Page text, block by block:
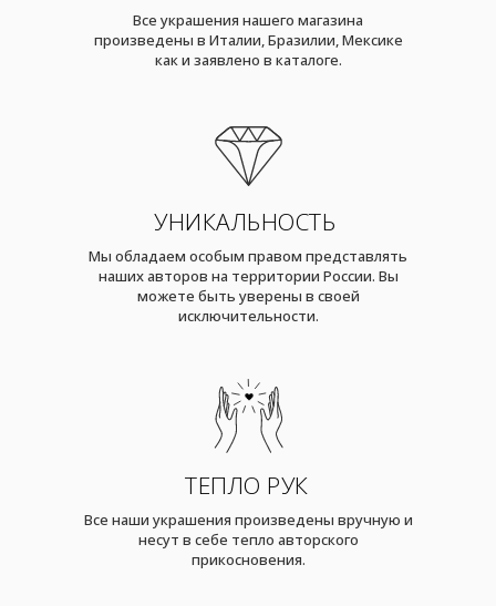
Все украшения нашего магазина
произведены в Италии, Бразилии, Мексике
как и заявлено в каталоге.
УНИКАЛЬНОСТЬ
Мы обладаем особым правом представлять
наших авторов на территории России. Вы
можете быть уверены в своей
исключительности.
ТЕПЛО РУК
Все наши украшения произведены вручную и
несут в себе тепло авторского
прикосновения.